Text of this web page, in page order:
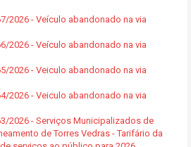
2026 - Veículo abandonado na via
2026 - Veículo abandonado na via
2026 - Veiculo abandonado na via
2026 - Veiculo abandonado na via
2026 - Serviços Municipalizados de
de Torres Vedras - Tarifário da